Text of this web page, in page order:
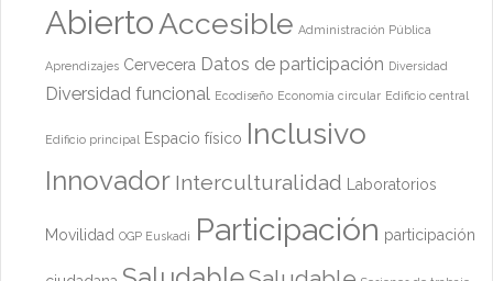
AbiertoAccesible Administración Pública
Aprendizajes Cervecera Datos de participación Diversidad
Diversidad funcional Ecodiseño Economía circular Edificio central
Edificio principal Espacio físico Inclusivo
Innovador Interculturalidad Laboratorios
Movilidad OGP Euskadi Participación participación